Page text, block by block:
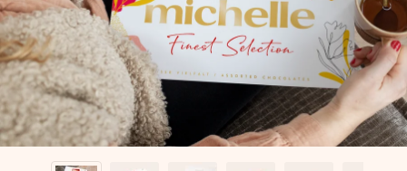
jullie foto of een boodschap die raakt. Zonder gedoe, maar
met alle aandacht voor het moment.